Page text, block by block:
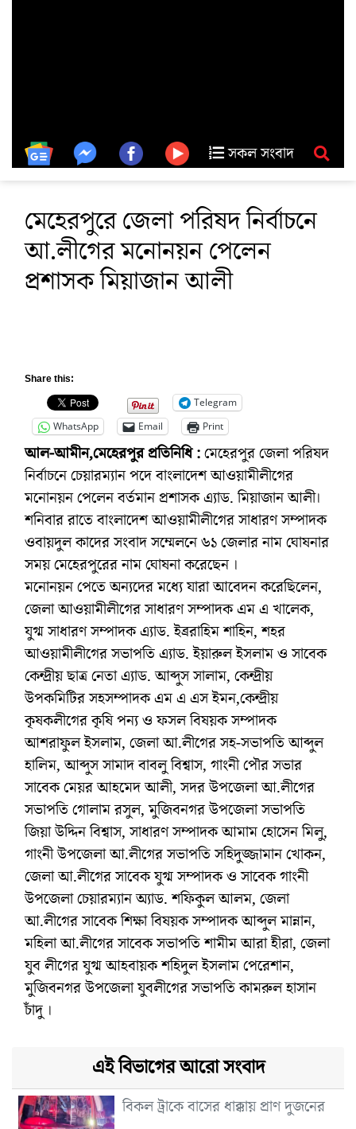
সকল সংবাদ
মেহেরপুরে জেলা পরিষদ নির্বাচনে
আ.লীগের মনোনয়ন পেলেন
প্রশাসক মিয়াজান আলী
Share this:
Telegram
WhatsApp
Email Print
আল-আমীন,মেহেরপুর প্রতিনিধি :মেহেরপুর জেলা পরিষদ
নির্বাচনে চেয়ারম্যান পদে বাংলাদেশ আওয়ামীলীগের
মনোনয়ন পেলেন বর্তমান প্রশাসক এ্যাড. মিয়াজান আলী।
শনিবার রাতে বাংলাদেশ আওয়ামীলীগের সাধারণ সম্পাদক
ওবায়দুল কাদের সংবাদ সম্মেলনে ৬১ জেলার নাম ঘোষনার
সময় মেহেরপুরের নাম ঘোষনা করেছেন ।
মনোনয়ন পেতে অন্যদের মধ্যে যারা আবেদন করেছিলেন,
জেলা আওয়ামীলীগের সাধারণ সম্পাদক এম এ খালেক,
যুগ্ম সাধারণ সম্পাদক এ্যাড. ইব্ররাহিম শাহিন, শহর
আওয়ামীলীগের সভাপতি এ্যাড. ইয়ারুল ইসলাম ও সাবেক
কেন্দ্রীয় ছাত্র নেতা এ্যাড. আব্দুস সালাম, কেন্দ্রীয়
উপকমিটির সহসম্পাদক এম এ এস ইমন,কেন্দ্রীয়
কৃষকলীগের কৃষি পন্য ও ফসল বিষয়ক সম্পাদক
আশরাফুল ইসলাম, জেলা আ.লীগের সহ-সভাপতি আব্দুল
হালিম, আব্দুস সামাদ বাবলু বিশ্বাস, গাংনী পৌর সভার
সাবেক মেয়র আহমেদ আলী, সদর উপজেলা আ.লীগের
সভাপতি গোলাম রসুল, মুজিবনগর উপজেলা সভাপতি
জিয়া উদ্দিন বিশ্বাস, সাধারণ সম্পাদক আমাম হোসেন মিলু,
গাংনী উপজেলা আ.লীগের সভাপতি সহিদুজ্জামান খোকন,
জেলা আ.লীগের সাবেক যুগ্ম সম্পাদক ও সাবেক গাংনী
উপজেলা চেয়ারম্যান অ্যাড. শফিকুল আলম, জেলা
আ.লীগের সাবেক শিক্ষা বিষয়ক সম্পাদক আব্দুল মান্নান,
মহিলা আ.লীগের সাবেক সভাপতি শামীম আরা হীরা, জেলা
যুব লীগের যুগ্ম আহবায়ক শহিদুল ইসলাম পেরেশান,
মুজিবনগর উপজেলা যুবলীগের সভাপতি কামরুল হাসান
চাঁদু ।
এই বিভাগের আরো সংবাদ
বিকল ট্রাকে বাসের ধাক্কায় প্রাণ দুজনের